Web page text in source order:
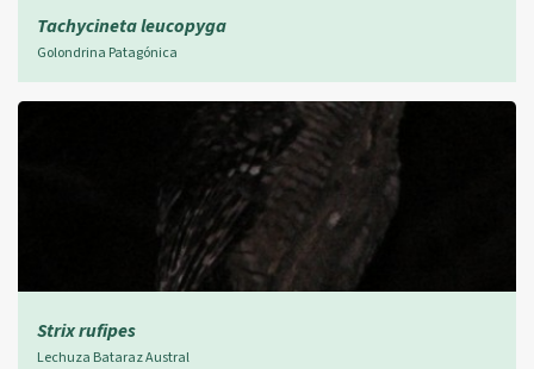
Tachycineta leucopyga
Golondrina Patagónica
Strix rufipes
Lechuza Bataraz Austral